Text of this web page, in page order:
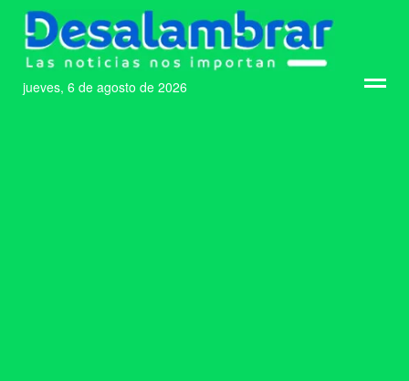
jueves, 6 de agosto de 2026